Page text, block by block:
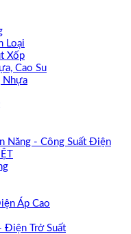
Loại
Xốp
Cao Su
Nhựa
Năng - Công Suất Điện
Áp Cao
Điện Trở Suất